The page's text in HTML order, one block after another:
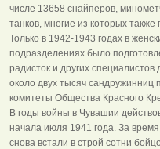
числе 13658 снайперов,
танков, многие из которых
Только в 1942-1943 годах в
подразделениях было
радисток и других
около двух тысяч сандружинниц
комитеты Общества Красного
В годы войны в Чувашии
начала июля 1941 года. За
снова встали в строй сотни